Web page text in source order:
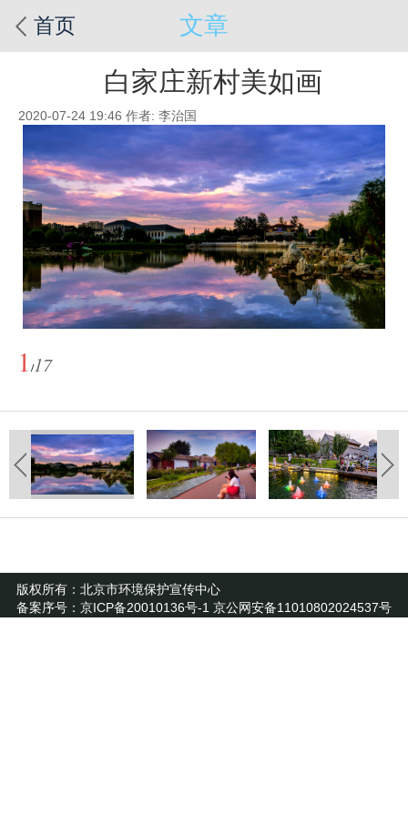
首页 文章
白家庄新村美如画
2020-07-24 19:46 作者: 李治国
1/17
版权所有：北京市环境保护宣传中心
备案序号：京ICP备20010136号-1 京公网安备11010802024537号